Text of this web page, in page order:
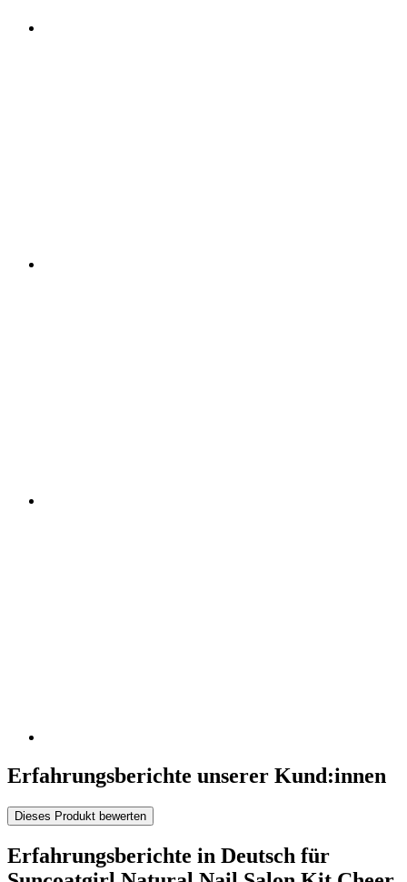
Erfahrungsberichte unserer Kund:innen
Dieses Produkt bewerten
Erfahrungsberichte in Deutsch für